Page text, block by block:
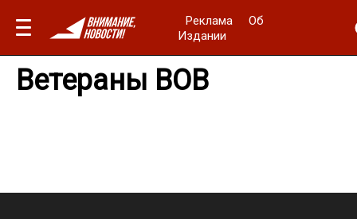
Реклама
Об
Издании
Ветераны ВОВ